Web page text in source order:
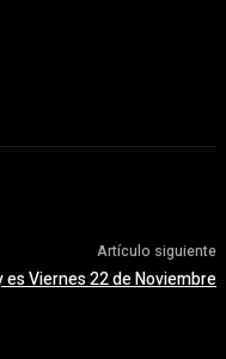
Artículo siguiente
es Viernes 22 de Noviembre